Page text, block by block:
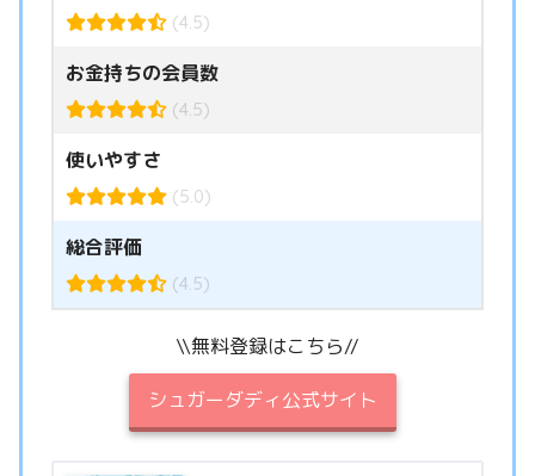
(4.5)
お金持ちの会員数
(4.5)
使いやすさ
(5.0)
総合評価
(4.5)
\\無料登録はこちら//
シュガーダディ公式サイト